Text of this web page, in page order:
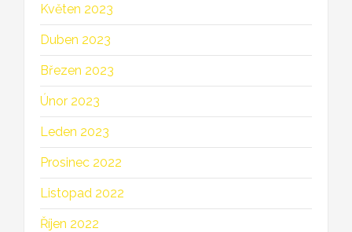
Květen 2023
Duben 2023
Březen 2023
Únor 2023
Leden 2023
Prosinec 2022
Listopad 2022
Říjen 2022